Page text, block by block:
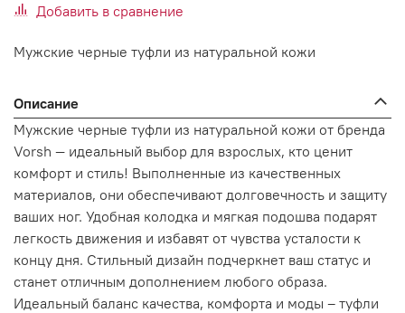
Добавить в сравнение
Мужские черные туфли из натуральной кожи
Описание
Мужские черные туфли из натуральной кожи от бренда
Vorsh — идеальный выбор для взрослых, кто ценит
комфорт и стиль! Выполненные из качественных
материалов, они обеспечивают долговечность и защиту
ваших ног. Удобная колодка и мягкая подошва подарят
легкость движения и избавят от чувства усталости к
концу дня. Стильный дизайн подчеркнет ваш статус и
станет отличным дополнением любого образа.
Идеальный баланс качества, комфорта и моды – туфли